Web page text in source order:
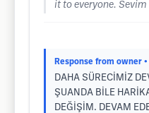
it to everyone. Sevim
Response from owner
DAHA SÜRECİMİZ
ŞUANDA BİLE
DEĞİŞİM. DEVAM